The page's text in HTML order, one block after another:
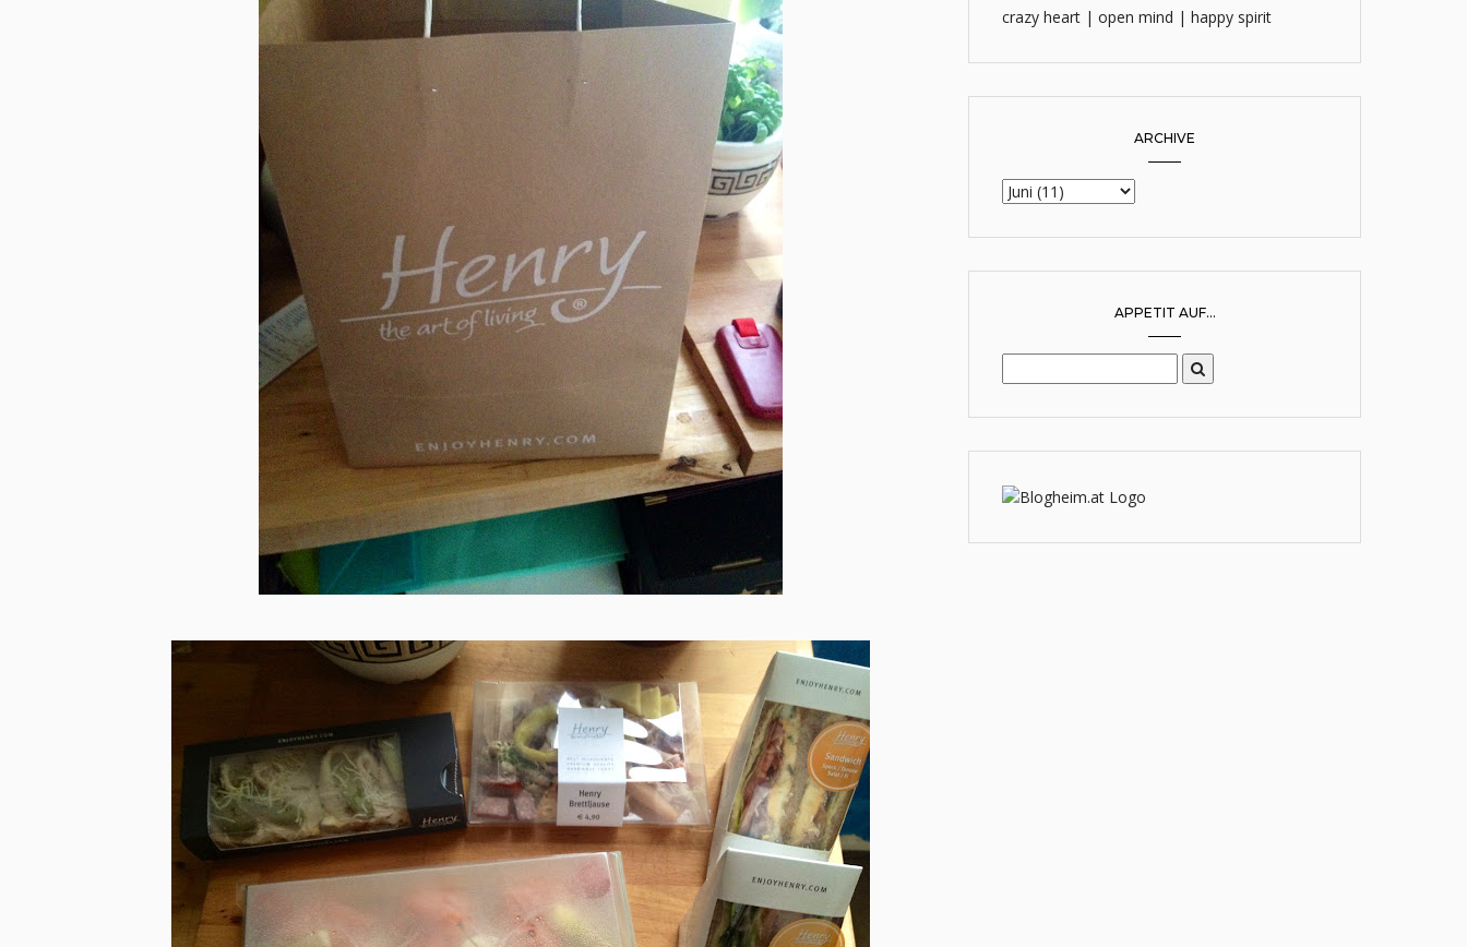
crazy heart | open mind | happy spirit
ARCHIVE
APPETIT AUF...